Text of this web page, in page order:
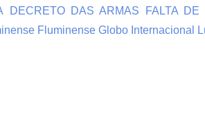
DECRETO DAS ARMAS
FALTA DE
Fluminense Globo Internacional